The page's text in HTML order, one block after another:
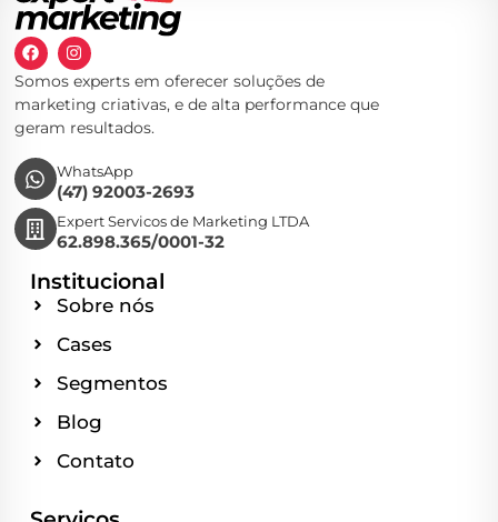
Somos experts em oferecer soluções de
marketing criativas, e de alta performance que
geram resultados.
WhatsApp
(47) 92003-2693
Expert Servicos de Marketing LTDA
62.898.365/0001-32
Institucional
Sobre nós
Cases
Segmentos
Blog
Contato